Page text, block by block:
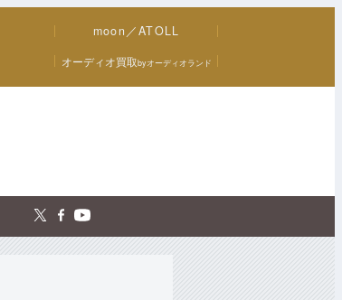
moon／ATOLL
オーディオ買取byオーディオランド